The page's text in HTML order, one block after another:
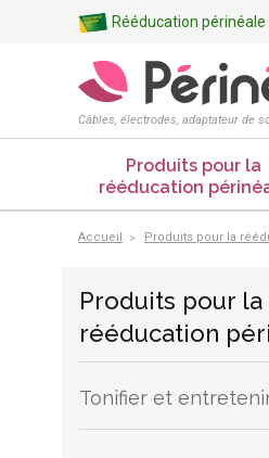
Rééducation
Câbles, électrodes, adaptateur de
Produits pour la
rééducation
Accueil Produits pour la
Produits pour la
rééducation
Tonifier et